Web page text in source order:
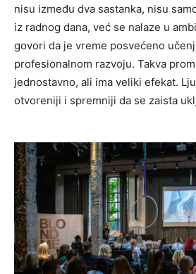
nisu između dva sastanka, nisu
iz radnog dana, već se nalaze u
govori da je vreme posvećeno
profesionalnom razvoju. Takva
jednostavno, ali ima veliki efekat.
otvoreniji i spremniji da se zaista